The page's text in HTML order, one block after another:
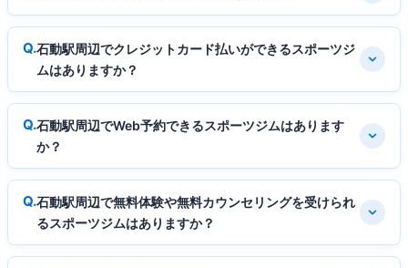
石動駅周辺でクレジットカード払いができるスポーツジ
ムはありますか？
石動駅周辺でWeb予約できるスポーツジムはあります
か？
石動駅周辺で無料体験や無料カウンセリングを受けられ
るスポーツジムはありますか？